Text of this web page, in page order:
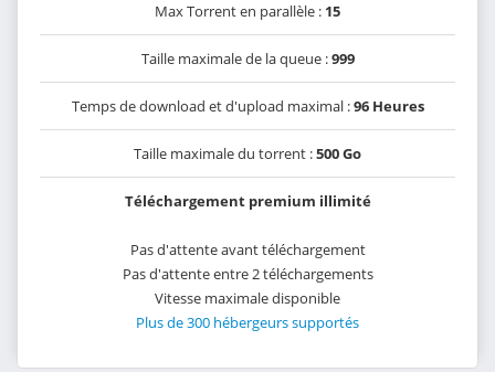
Max Torrent en parallèle : 15
Taille maximale de la queue :999
Temps de download et d'upload maximal :96 Heures
Taille maximale du torrent :500 Go
Téléchargement premium illimité
Pas d'attente avant téléchargement
Pas d'attente entre 2 téléchargements
Vitesse maximale disponible
Plus de 300 hébergeurs supportés